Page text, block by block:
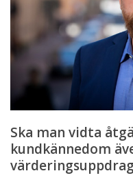
att
kundkännedom
även
utförande
av
värderingsuppdrag?
Ska man vidta
kundkännedom